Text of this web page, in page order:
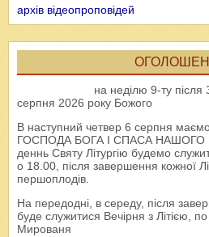
архів відеопроповідей
на неділю 9-ту після
серпня 2026 року Божого
В наступний четвер 6 серпня
ГОСПОДА БОГА І СПАСА НАШОГО
деннь Святу Літургію будемо
о 18.00, після завершення кожної
першоплодів.
На передодні, в середу, після
буде служитися Вечірня з Літією,
Мированя